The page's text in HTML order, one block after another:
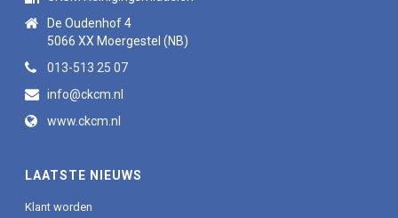
De Oudenhof 4
5066 XX Moergestel (NB)
013-513 25 07
info@ckcm.nl
www.ckcm.nl
LAATSTE NIEUWS
Klant worden